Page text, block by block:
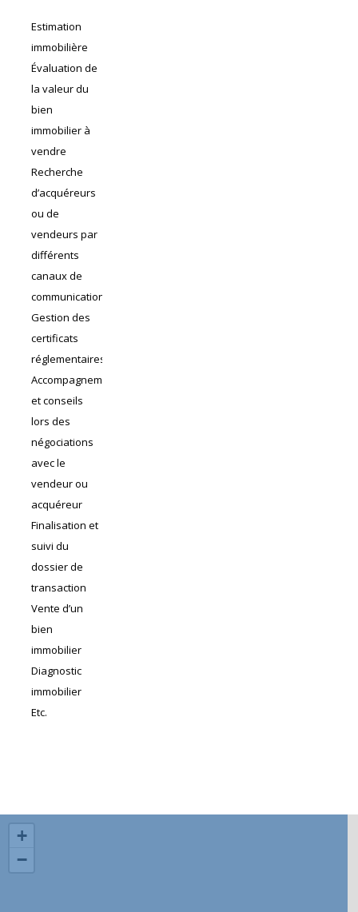
Estimation
immobilière
Évaluation de
la valeur du
bien
immobilier à
vendre
Recherche
d’acquéreurs
ou de
vendeurs par
différents
canaux de
communication
Gestion des
certificats
réglementaires
Accompagnement
et conseils
lors des
négociations
avec le
vendeur ou
acquéreur
Finalisation et
suivi du
dossier de
transaction
Vente d’un
bien
immobilier
Diagnostic
immobilier
Etc.
+
−